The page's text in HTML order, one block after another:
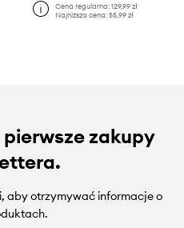
Cena regularna: 129,99 zł
Najniższa cena: 55,99 zł
zakupy
aby otrzymywać informacje o